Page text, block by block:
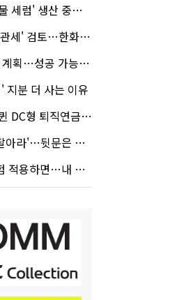
' 생산 중단한다
화큐셀·OCI 영향은?
공 가능성은 '글쎄'
지분 더 사는 이유
직연금…전문가 조언은
'…뒷문은 열었다
…내 간병보험은?